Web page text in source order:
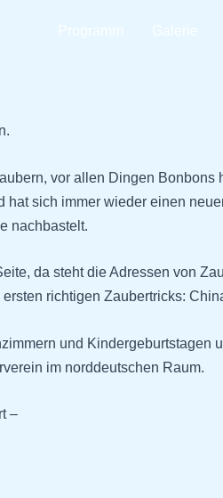
Programm Galerie
vor allen Dingen
sich immer wieder einen
nachbastelt.
da steht die Adressen von
richtigen Zaubertricks:
und Kindergeburtstagen
im norddeutschen Raum.
–